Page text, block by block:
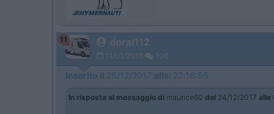
11 doral112
11/01/2015 106
Inserito il 25/12/2017 alle: 22:16:55
In risposta al messaggio di maurice60 del 24/12/2017 alle